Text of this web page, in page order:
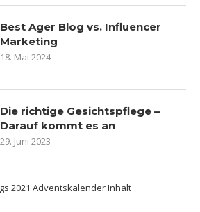
Best Ager Blog vs. Influencer
Marketing
18. Mai 2024
Die richtige Gesichtspflege –
Darauf kommt es an
29. Juni 2023